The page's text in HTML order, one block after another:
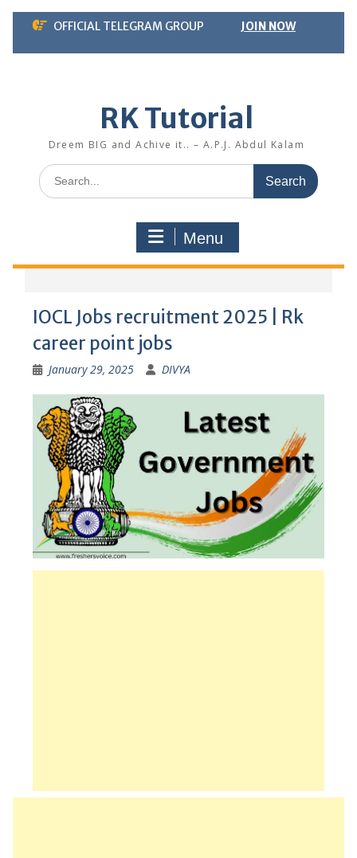
Skip
content
OFFICIAL TELEGRAM GROUP JOIN NOW
RK Tutorial
Dreem BIG and Achive it.. – A.P.J. Abdul Kalam
Search
for:
Menu
IOCL Jobs recruitment 2025 | Rk
career point jobs
January 29, 2025 DIVYA